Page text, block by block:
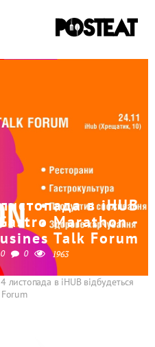
в iHUB
Marathon -
Talk Forum
0 0 1963
листопада в iHUB відбудеться